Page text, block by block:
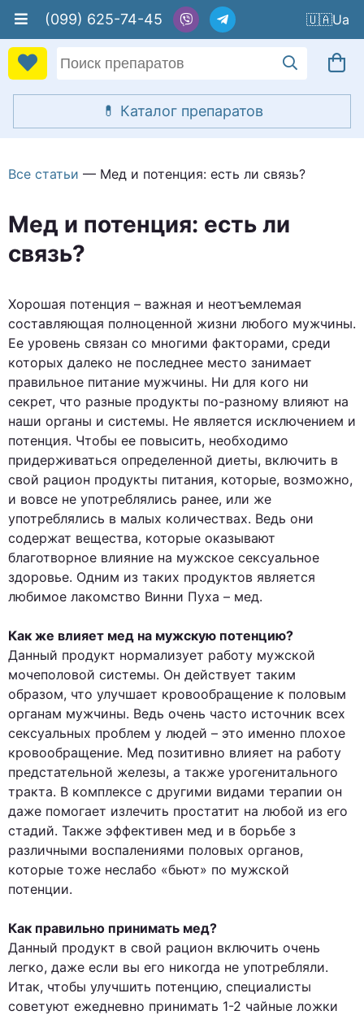
(099) 625-74-45 🇺🇦
Все статьи — Мед и потенция: есть ли связь?
Мед и потенция: есть ли
связь?
Хорошая потенция – важная и неотъемлемая
составляющая полноценной жизни любого мужчины.
Ее уровень связан со многими факторами, среди
которых далеко не последнее место занимает
правильное питание мужчины. Ни для кого ни
секрет, что разные продукты по-разному влияют на
наши органы и системы. Не является исключением и
потенция. Чтобы ее повысить, необходимо
придерживаться определенной диеты, включить в
свой рацион продукты питания, которые, возможно,
и вовсе не употреблялись ранее, или же
употреблялись в малых количествах. Ведь они
содержат вещества, которые оказывают
благотворное влияние на мужское сексуальное
здоровье. Одним из таких продуктов является
любимое лакомство Винни Пуха – мед.
Как же влияет мед на мужскую потенцию?
Данный продукт нормализует работу мужской
мочеполовой системы. Он действует таким
образом, что улучшает кровообращение к половым
органам мужчины. Ведь очень часто источник всех
сексуальных проблем у людей – это именно плохое
кровообращение. Мед позитивно влияет на работу
предстательной железы, а также урогенитального
тракта. В комплексе с другими видами терапии он
даже помогает излечить простатит на любой из его
стадий. Также эффективен мед и в борьбе з
различными воспалениями половых органов,
которые тоже неслабо «бьют» по мужской
потенции.
Как правильно принимать мед?
Данный продукт в свой рацион включить очень
легко, даже если вы его никогда не употребляли.
Итак, чтобы улучшить потенцию, специалисты
советуют ежедневно принимать 1-2 чайные ложки